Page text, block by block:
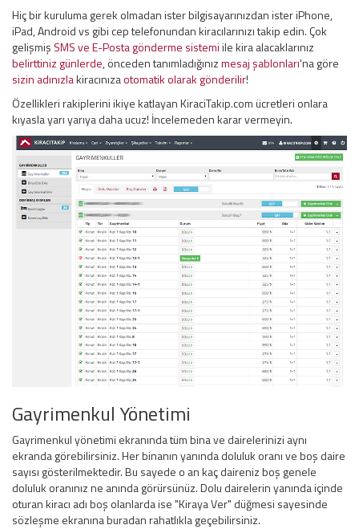
Hiç bir kuruluma gerek olmadan ister bilgisayarınızdan ister iPhone,
iPad, Android vs gibi cep telefonundan kiracılarınızı takip edin. Çok
gelişmiş SMS ve E-Posta gönderme sistemiile kira alacaklarınız
belirttiniz günlerde, önceden tanımladığınızmesaj şablonları'na göre
sizin adınızlakiracınızaotomatik olarak gönderilir!
Özellikleri rakiplerini ikiye katlayan KiraciTakip.com ücretleri onlara
kıyasla yarı yarıya daha ucuz! İncelemeden karar vermeyin.
Gayrimenkul Yönetimi
Gayrimenkul yönetimi ekranında tüm bina ve dairelerinizi aynı
ekranda görebilirsiniz. Her binanın yanında doluluk oranı ve boş daire
sayısı gösterilmektedir. Bu sayede o an kaç daireniz boş genele
doluluk oranınız ne anında görürsünüz. Dolu dairelerin yanında içinde
oturan kiracı adı boş olanlarda ise "Kiraya Ver" düğmesi sayesinde
sözleşme ekranına buradan rahatlıkla geçebilirsiniz.